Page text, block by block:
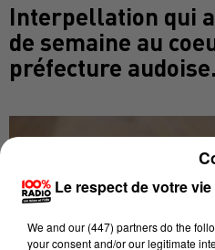
Interpellation qui
de semaine au
préfecture audoise.
Le respect de votre
We and our (447) partnersdo the
your consent and/or our legitimate